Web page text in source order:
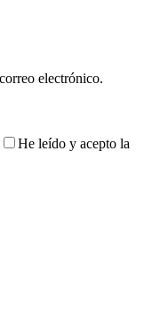
electrónico.
He leído y acepto la